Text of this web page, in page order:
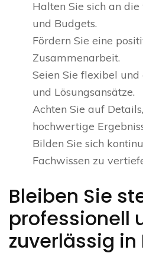
Halten Sie sich an
und Budgets.
Fördern Sie eine
Zusammenarbeit.
Seien Sie flexibel
und Lösungsansätze.
Achten Sie auf
hochwertige
Bilden Sie sich
Fachwissen zu
Bleiben Sie
professionell
zuverlässig in